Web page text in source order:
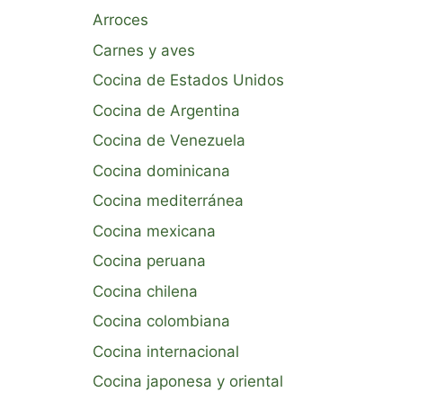
Arroces
Carnes y aves
Cocina de Estados Unidos
Cocina de Argentina
Cocina de Venezuela
Cocina dominicana
Cocina mediterránea
Cocina mexicana
Cocina peruana
Cocina chilena
Cocina colombiana
Cocina internacional
Cocina japonesa y oriental